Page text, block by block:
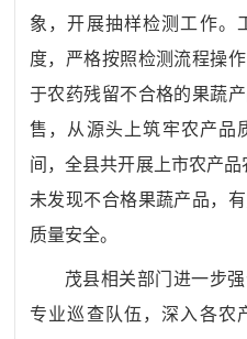
象，开展抽样检测工作。
度，严格按照检测流程操
于农药残留不合格的果蔬
售，从源头上筑牢农产品
间，全县共开展上市农产品
未发现不合格果蔬产品，
质量安全。
茂县相关部门进一步
专业巡查队伍，深入各农